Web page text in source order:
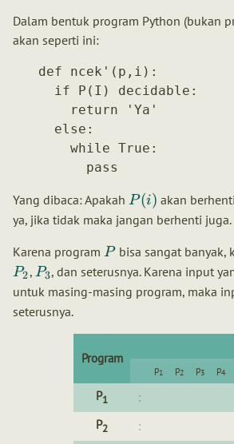
Dalam bentuk program Python (bukan
akan seperti ini:
def ncek'(p,i):
  if P(I) decidable:
    return 'Ya'
  else:
    while True:
Yang dibaca: Apakah P(i) akan
ya, jika tidak maka jangan berhenti juga.
Karena program Pbisa sangat banyak,
P2, P3, dan seterusnya. Karena input
untuk masing-masing program, maka
seterusnya.
Program
p1 p2 p3 p4
P1
:
P2
: